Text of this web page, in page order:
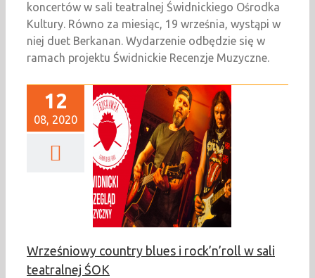
koncertów w sali teatralnej Świdnickiego Ośrodka
Kultury. Równo za miesiąc, 19 września, wystąpi w
niej duet Berkanan. Wydarzenie odbędzie się w
ramach projektu Świdnickie Recenzje Muzyczne.
12
08, 2020
Wrześniowy country blues i rock’n’roll w sali
teatralnej ŚOK